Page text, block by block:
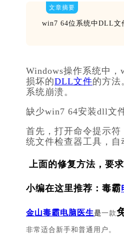
文章摘要
win7 64位系统中DLL文
Windows操作系统中，
损坏的DLL文件的方法
系统崩溃。
缺少win7 64安装dll文
首先，打开命令提示符
统文件检查器工具，自
上面的修复方法，要
小编在这里推荐：毒霸
金山毒霸电脑医生是一款
非常适合新手和普通用户。